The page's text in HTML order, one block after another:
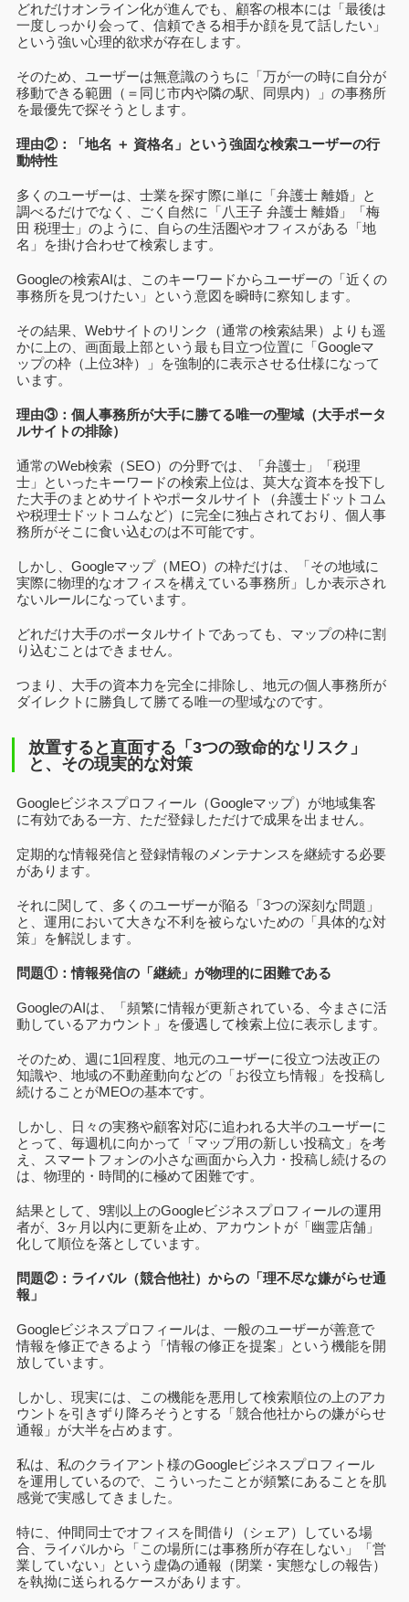
どれだけオンライン化が進んでも、顧客の根本には「最後は
一度しっかり会って、信頼できる相手か顔を見て話したい」
という強い心理的欲求が存在します。
そのため、ユーザーは無意識のうちに「万が一の時に自分が
移動できる範囲（＝同じ市内や隣の駅、同県内）」の事務所
を最優先で探そうとします。
理由②：「地名 ＋ 資格名」という強固な検索ユーザーの行
動特性
多くのユーザーは、士業を探す際に単に「弁護士 離婚」と
調べるだけでなく、ごく自然に「八王子 弁護士 離婚」「梅
田 税理士」のように、自らの生活圏やオフィスがある「地
名」を掛け合わせて検索します。
Googleの検索AIは、このキーワードからユーザーの「近くの
事務所を見つけたい」という意図を瞬時に察知します。
その結果、Webサイトのリンク（通常の検索結果）よりも遥
かに上の、画面最上部という最も目立つ位置に「Googleマ
ップの枠（上位3枠）」を強制的に表示させる仕様になって
います。
理由③：個人事務所が大手に勝てる唯一の聖域（大手ポータ
ルサイトの排除）
通常のWeb検索（SEO）の分野では、「弁護士」「税理
士」といったキーワードの検索上位は、莫大な資本を投下し
た大手のまとめサイトやポータルサイト（弁護士ドットコム
や税理士ドットコムなど）に完全に独占されており、個人事
務所がそこに食い込むのは不可能です。
しかし、Googleマップ（MEO）の枠だけは、「その地域に
実際に物理的なオフィスを構えている事務所」しか表示され
ないルールになっています。
どれだけ大手のポータルサイトであっても、マップの枠に割
り込むことはできません。
つまり、大手の資本力を完全に排除し、地元の個人事務所が
ダイレクトに勝負して勝てる唯一の聖域なのです。
放置すると直面する「3つの致命的なリスク」
と、その現実的な対策
Googleビジネスプロフィール（Googleマップ）が地域集客
に有効である一方、ただ登録しただけで成果を出ません。
定期的な情報発信と登録情報のメンテナンスを継続する必要
があります。
それに関して、多くのユーザーが陥る「3つの深刻な問題」
と、運用において大きな不利を被らないための「具体的な対
策」を解説します。
問題①：情報発信の「継続」が物理的に困難である
GoogleのAIは、「頻繁に情報が更新されている、今まさに活
動しているアカウント」を優遇して検索上位に表示します。
そのため、週に1回程度、地元のユーザーに役立つ法改正の
知識や、地域の不動産動向などの「お役立ち情報」を投稿し
続けることがMEOの基本です。
しかし、日々の実務や顧客対応に追われる大半のユーザーに
とって、毎週机に向かって「マップ用の新しい投稿文」を考
え、スマートフォンの小さな画面から入力・投稿し続けるの
は、物理的・時間的に極めて困難です。
結果として、9割以上のGoogleビジネスプロフィールの運用
者が、3ヶ月以内に更新を止め、アカウントが「幽霊店舗」
化して順位を落としています。
問題②：ライバル（競合他社）からの「理不尽な嫌がらせ通
報」
Googleビジネスプロフィールは、一般のユーザーが善意で
情報を修正できるよう「情報の修正を提案」という機能を開
放しています。
しかし、現実には、この機能を悪用して検索順位の上のアカ
ウントを引きずり降ろそうとする「競合他社からの嫌がらせ
通報」が大半を占めます。
私は、私のクライアント様のGoogleビジネスプロフィール
を運用しているので、こういったことが頻繁にあることを肌
感覚で実感してきました。
特に、仲間同士でオフィスを間借り（シェア）している場
合、ライバルから「この場所には事務所が存在しない」「営
業していない」という虚偽の通報（閉業・実態なしの報告）
を執拗に送られるケースがあります。